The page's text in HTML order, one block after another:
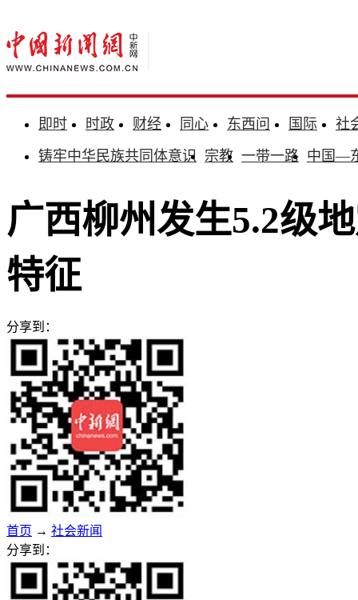
即时 时政 财经 同心 东西问 国际
社
铸牢中华民族共同体意识 宗教 一带一路 中国—
广西柳州发生5.2级
特征
分享到：
首页 → 社会新闻
分享到：